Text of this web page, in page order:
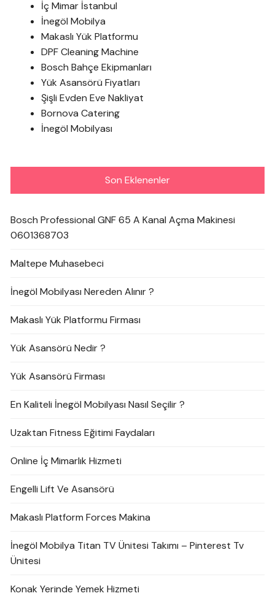
İç Mimar İstanbul
İnegöl Mobilya
Makaslı Yük Platformu
DPF Cleaning Machine
Bosch Bahçe Ekipmanları
Yük Asansörü Fiyatları
Şişli Evden Eve Nakliyat
Bornova Catering
İnegöl Mobilyası
Son Eklenenler
Bosch Professional GNF 65 A Kanal Açma Makinesi
0601368703
Maltepe Muhasebeci
İnegöl Mobilyası Nereden Alınır ?
Makaslı Yük Platformu Firması
Yük Asansörü Nedir ?
Yük Asansörü Firması
En Kaliteli İnegöl Mobilyası Nasıl Seçilir ?
Uzaktan Fitness Eğitimi Faydaları
Online İç Mimarlık Hizmeti
Engelli Lift Ve Asansörü
Makaslı Platform Forces Makina
İnegöl Mobilya Titan TV Ünitesi Takımı – Pinterest Tv
Ünitesi
Konak Yerinde Yemek Hizmeti